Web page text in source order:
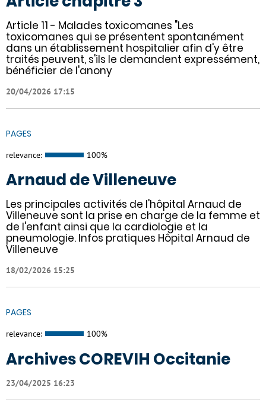
Article 11 - Malades toxicomanes "Les
toxicomanes qui se présentent spontanément
dans un établissement hospitalier afin d'y être
traités peuvent, s'ils le demandent expressément,
bénéficier de l'anony
20/04/2026 17:15
PAGES
relevance: 100%
Arnaud de Villeneuve
Les principales activités de l'hôpital Arnaud de
Villeneuve sont la prise en charge de la femme et
de l'enfant ainsi que la cardiologie et la
pneumologie. Infos pratiques Hôpital Arnaud de
Villeneuve
18/02/2026 15:25
PAGES
relevance: 100%
Archives COREVIH Occitanie
23/04/2025 16:23